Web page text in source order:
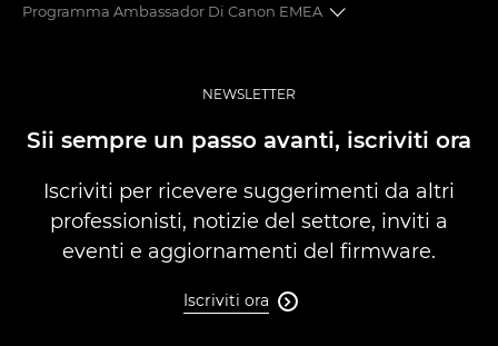
Programma Ambassador Di Canon EMEA
NEWSLETTER
Sii sempre un passo avanti, iscriviti ora
Iscriviti per ricevere suggerimenti da altri
professionisti, notizie del settore, inviti a
eventi e aggiornamenti del firmware.
Iscriviti ora 